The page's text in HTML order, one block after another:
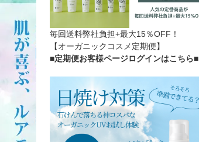
毎回送料弊社負担+最大15％OFF！
【オーガニックコスメ定期便】
■定期便お客様ページログインはこちら■